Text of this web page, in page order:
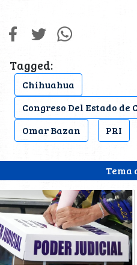
Tema
Tagged:
Chihuahua
Congreso Del Estado de
Omar Bazan
PRI